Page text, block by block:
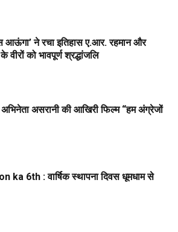
आऊंगा’ ने रचा इतिहास ए.आर. रहमान और
वीरों को भावपूर्ण श्रद्धांजलि
असरानी की आखिरी फिल्म “हम अंग्रेजों
6th : वार्षिक स्थापना दिवस धूमधाम से